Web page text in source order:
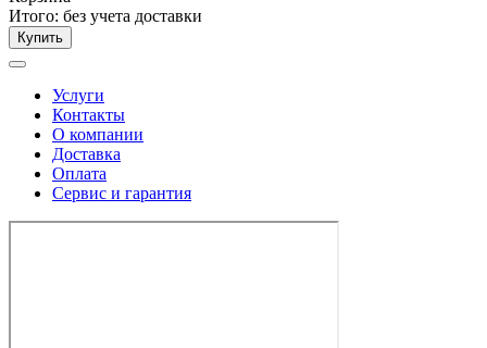
Итого: без учета доставки
Купить
Услуги
Контакты
О компании
Доставка
Оплата
Сервис и гарантия